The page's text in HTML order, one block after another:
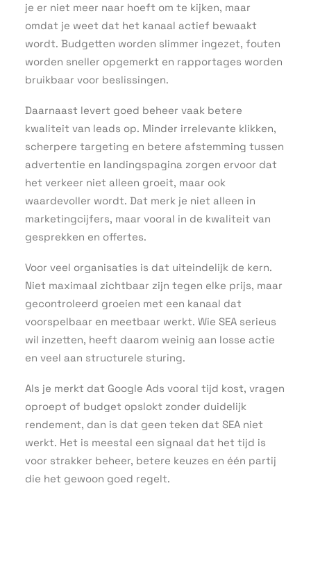
je er niet meer naar hoeft om te kijken, maar
omdat je weet dat het kanaal actief bewaakt
wordt. Budgetten worden slimmer ingezet, fouten
worden sneller opgemerkt en rapportages worden
bruikbaar voor beslissingen.
Daarnaast levert goed beheer vaak betere
kwaliteit van leads op. Minder irrelevante klikken,
scherpere targeting en betere afstemming tussen
advertentie en landingspagina zorgen ervoor dat
het verkeer niet alleen groeit, maar ook
waardevoller wordt. Dat merk je niet alleen in
marketingcijfers, maar vooral in de kwaliteit van
gesprekken en offertes.
Voor veel organisaties is dat uiteindelijk de kern.
Niet maximaal zichtbaar zijn tegen elke prijs, maar
gecontroleerd groeien met een kanaal dat
voorspelbaar en meetbaar werkt. Wie SEA serieus
wil inzetten, heeft daarom weinig aan losse actie
en veel aan structurele sturing.
Als je merkt dat Google Ads vooral tijd kost, vragen
oproept of budget opslokt zonder duidelijk
rendement, dan is dat geen teken dat SEA niet
werkt. Het is meestal een signaal dat het tijd is
voor strakker beheer, betere keuzes en één partij
die het gewoon goed regelt.